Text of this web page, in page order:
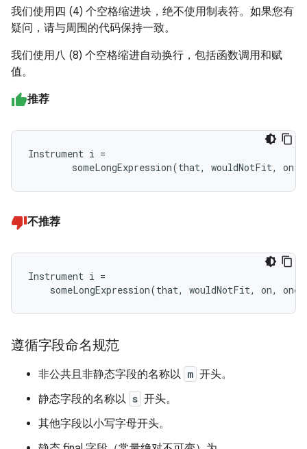
我们使用四 (4) 个空格缩进块，绝不使用制表符。如果您有
疑问，请与周围的代码保持一致。
我们使用八 (8) 个空格缩进自动换行，包括函数调用和赋
值。
推荐
Instrument i =
someLongExpression(that, wouldNotFit, on,
不推荐
Instrument i =
someLongExpression(that, wouldNotFit, on,
遵循字段命名规范
非公共且非静态字段的名称以 m 开头。
静态字段的名称以 s 开头。
其他字段以小写字母开头。